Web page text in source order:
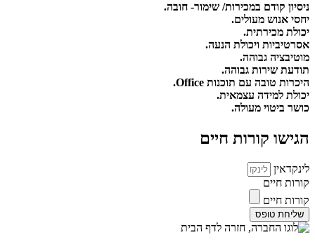
ניסיון קודם במכירות/ שימור- חובה.
יחסי אנוש מעולים.
יכולת מכירתית.
אסרטיביות ויכולת הנעה.
מוטיבציה גבוהה.
תודעת שירות גבוהה.
היכרות טובה עם תוכנות Office.
יכולת למידה עצמאית.
כושר ביטוי מעולה.
הגישו קורות חיים
לינקדאין
קורות חיים
קורות חיים
שליחת טופס